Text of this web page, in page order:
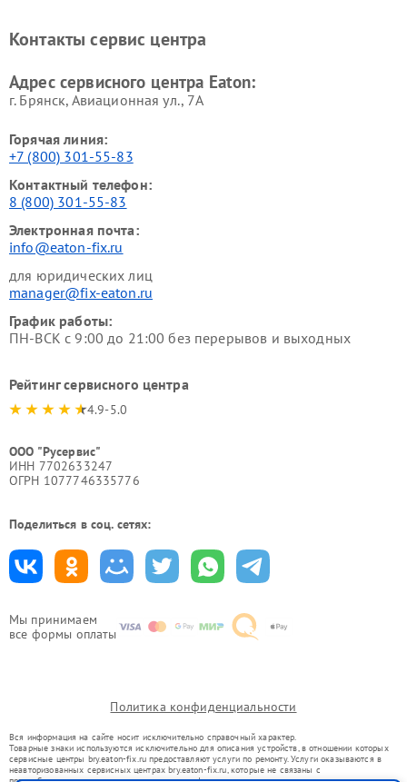
Мы принимаем
все формы оплаты
Контакты сервис центра
Адрес сервисного центра Eaton:
г. Брянск, Авиационная ул., 7А
Горячая линия:
+7 (800) 301-55-83
Контактный телефон:
8 (800) 301-55-83
Электронная почта:
info@eaton-fix.ru
для юридических лиц
manager@fix-eaton.ru
График работы:
ПН-ВСК с 9:00 до 21:00 без перерывов и выходных
Рейтинг сервисного центра
4.9-5.0
ООО "Русервис"
ИНН 7702633247
ОГРН 1077746335776
Поделиться в соц. сетях:
Политика конфиденциальности
Вся информация на сайте носит исключительно справочный характер.
Товарные знаки используются исключительно для описания устройств, в отношении которых
сервисные центры bry.eaton-fix.ru предоставляют услуги по ремонту. Услуги оказываются в
неавторизованных сервисных центрах bry.eaton-fix.ru, которые не связаны с